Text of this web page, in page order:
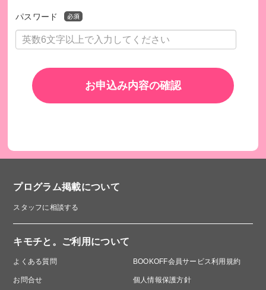
パスワード
お申込み内容の確認
プログラム掲載について
スタッフに相談する
キモチと。ご利用について
よくある質問
お問合せ
BOOKOFF会員サービス利用規約
個人情報保護方針